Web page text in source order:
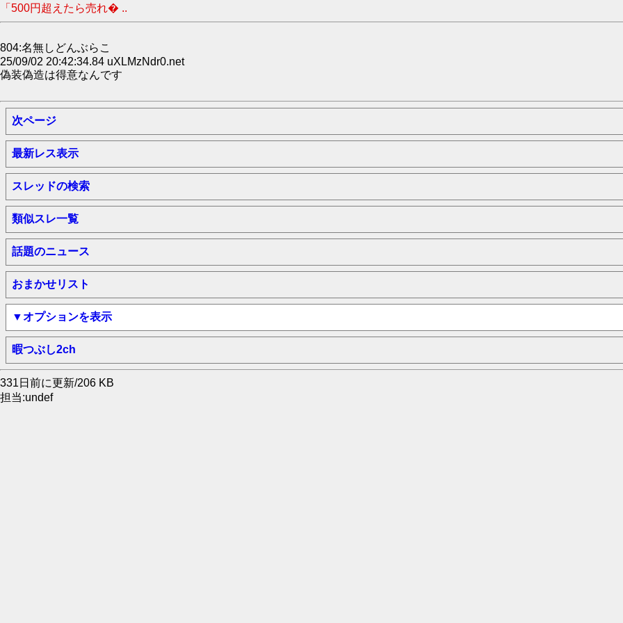
「500円超えたら売れ� ..
804:名無しどんぶらこ
25/09/02 20:42:34.84 uXLMzNdr0.net
偽装偽造は得意なんです
次ページ
最新レス表示
スレッドの検索
類似スレ一覧
話題のニュース
おまかせリスト
▼オプションを表示
暇つぶし2ch
331日前に更新/206 KB
担当:undef